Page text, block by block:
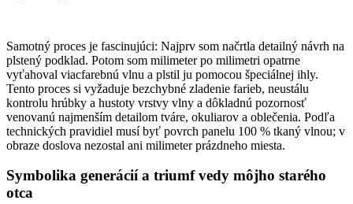
Samotný proces je fascinujúci: Najprv som načrtla detailný návrh na
plstený podklad. Potom som milimeter po milimetri opatrne
vyťahoval viacfarebnú vlnu a plstil ju pomocou špeciálnej ihly.
Tento proces si vyžaduje bezchybné zladenie farieb, neustálu
kontrolu hrúbky a hustoty vrstvy vlny a dôkladnú pozornosť
venovanú najmenším detailom tváre, okuliarov a oblečenia. Podľa
technických pravidiel musí byť povrch panelu 100 % tkaný vlnou; v
obraze doslova nezostal ani milimeter prázdneho miesta.
Symbolika generácií a triumf vedy môjho starého
otca